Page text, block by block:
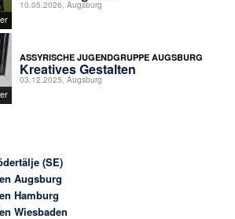
10.05.2026, Augsburg
ASSYRISCHE JUGENDGRUPPE AUGSBURG
Kreatives Gestalten
03.12.2025, Augsburg
(SE)
Augsburg
Hamburg
Wiesbaden